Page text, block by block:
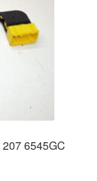
6545GC